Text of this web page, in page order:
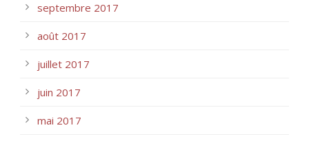
septembre 2017
août 2017
juillet 2017
juin 2017
mai 2017